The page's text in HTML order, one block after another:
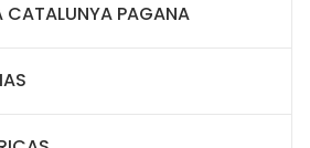
CATALUNYA PAGANA